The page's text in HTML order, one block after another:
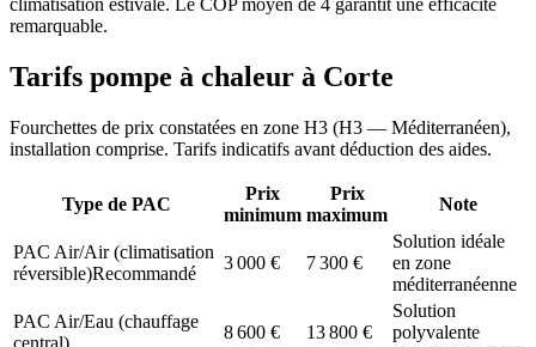
remarquable.
Tarifs pompe à chaleur à Corte
Fourchettes de prix constatées en zone H3 (H3 — Méditerranéen),
installation comprise. Tarifs indicatifs avant déduction des aides.
Type de PAC
Prix
minimum
Prix
maximum
Note
PAC Air/Air (climatisation
réversible)Recommandé
3 000 € 7 300 €
Solution idéale
en zone
méditerranéenne
PAC Air/Eau (chauffage
central)
8 600 € 13 800 €
Solution
polyvalente